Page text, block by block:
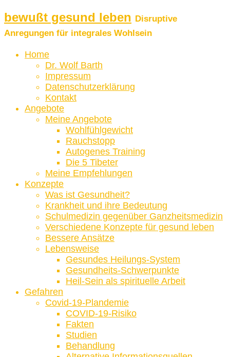
bewußt gesund leben Disruptive
Anregungen für integrales Wohlsein
Home
Dr. Wolf Barth
Impressum
Datenschutzerklärung
Kontakt
Angebote
Meine Angebote
Wohlfühlgewicht
Rauchstopp
Autogenes Training
Die 5 Tibeter
Meine Empfehlungen
Konzepte
Was ist Gesundheit?
Krankheit und ihre Bedeutung
Schulmedizin gegenüber Ganzheitsmedizin
Verschiedene Konzepte für gesund leben
Bessere Ansätze
Lebensweise
Gesundes Heilungs-System
Gesundheits-Schwerpunkte
Heil-Sein als spirituelle Arbeit
Gefahren
Covid-19-Plandemie
COVID-19-Risiko
Fakten
Studien
Behandlung